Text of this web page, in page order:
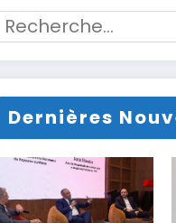
Dernières